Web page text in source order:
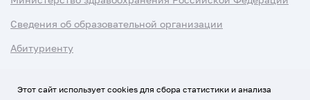
Сведения об образовательной организации
Абитуриенту
Этот сайт использует cookies для сбора статистики и анализа